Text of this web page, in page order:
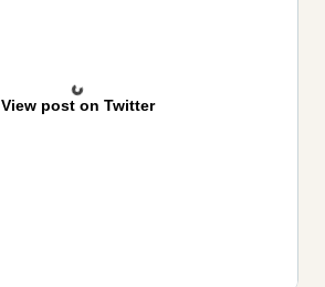
View post on Twitter